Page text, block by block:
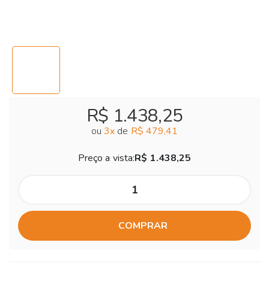
R$ 1.438,25
ou 3x de R$ 479,41
Preço a vista:R$ 1.438,25
COMPRAR